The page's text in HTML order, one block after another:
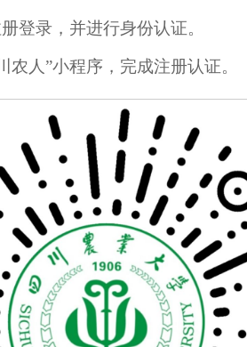
登录，并进行身份认证。
人”小程序，完成注册认证。